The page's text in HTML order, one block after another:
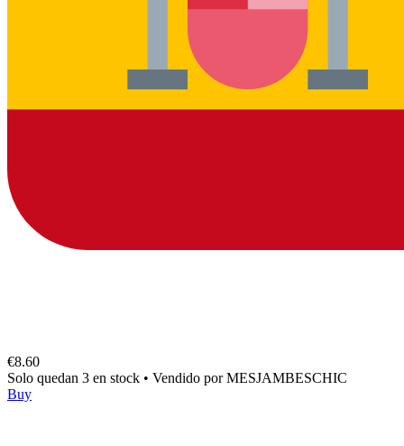
€8.60
Solo quedan 3 en stock • Vendido porMESJAMBESCHIC
Buy